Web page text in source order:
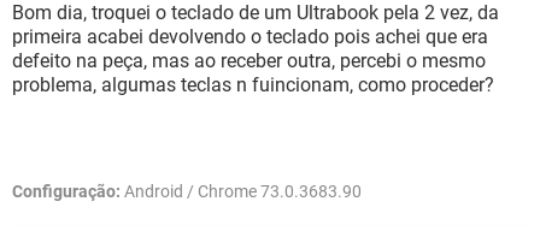
GUIA DE COMPRAS
INSTAGRAM GMAIL
GUIA DE COMPRAS
CELULAR FACEBOOK
OUTLOOK EXCEL
INSTAGRAM GMAIL
Bom dia, troquei o teclado de um Ultrabook pela 2 vez, da
primeira acabei devolvendo o teclado pois achei que era
defeito na peça, mas ao receber outra, percebi o mesmo
problema, algumas teclas n fuincionam, como proceder?
Configuração: Android / Chrome 73.0.3683.90